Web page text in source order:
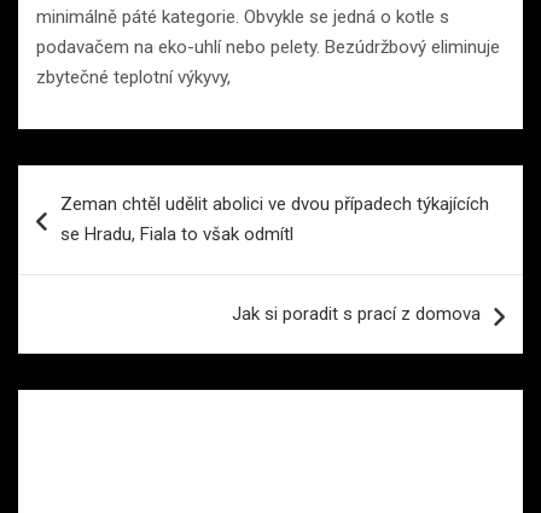
minimálně páté kategorie. Obvykle se jedná o kotle s
podavačem na eko-uhlí nebo pelety. Bezúdržbový eliminuje
zbytečné teplotní výkyvy,
proZeman chtěl udělit abolici ve dvou případech týkajících
se Hradu, Fiala to však odmítl
Jak si poradit s prací z domova